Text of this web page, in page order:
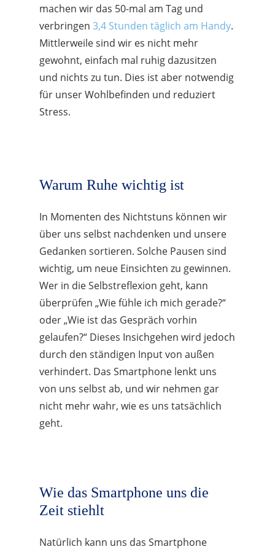
machen wir das 50-mal am Tag und
verbringen 3,4 Stunden täglich am Handy.
Mittlerweile sind wir es nicht mehr
gewohnt, einfach mal ruhig dazusitzen
und nichts zu tun. Dies ist aber notwendig
für unser Wohlbefinden und reduziert
Stress.
Warum Ruhe wichtig ist
In Momenten des Nichtstuns können wir
über uns selbst nachdenken und unsere
Gedanken sortieren. Solche Pausen sind
wichtig, um neue Einsichten zu gewinnen.
Wer in die Selbstreflexion geht, kann
überprüfen „Wie fühle ich mich gerade?“
oder „Wie ist das Gespräch vorhin
gelaufen?“ Dieses Insichgehen wird jedoch
durch den ständigen Input von außen
verhindert. Das Smartphone lenkt uns
von uns selbst ab, und wir nehmen gar
nicht mehr wahr, wie es uns tatsächlich
geht.
Wie das Smartphone uns die
Zeit stiehlt
Natürlich kann uns das Smartphone